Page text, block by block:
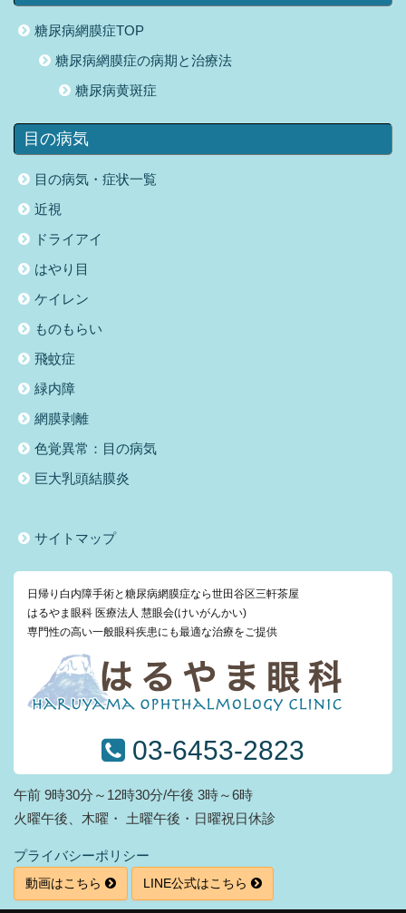
糖尿病網膜症TOP
糖尿病網膜症の病期と治療法
糖尿病黄斑症
目の病気
目の病気・症状一覧
近視
ドライアイ
はやり目
ケイレン
ものもらい
飛蚊症
緑内障
網膜剥離
色覚異常：目の病気
巨大乳頭結膜炎
サイトマップ
日帰り白内障手術と糖尿病網膜症なら世田谷区三軒茶屋
はるやま眼科 医療法人 慧眼会(けいがんかい)
専門性の高い一般眼科疾患にも最適な治療をご提供
03-6453-2823
午前 9時30分～12時30分/午後 3時～6時
火曜午後、木曜・ 土曜午後・日曜祝日休診
プライバシーポリシー
動画はこちら LINE公式はこちら